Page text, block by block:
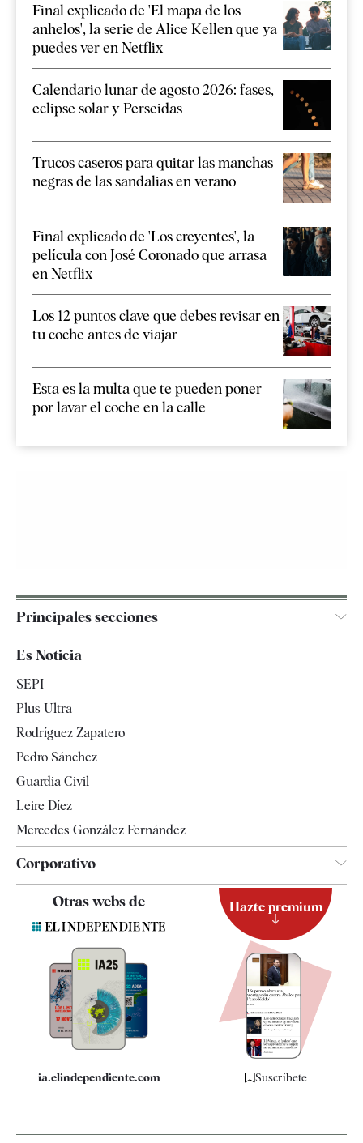
Final explicado de 'El mapa de los
anhelos', la serie de Alice Kellen que ya
puedes ver en Netflix
Calendario lunar de agosto 2026: fases,
eclipse solar y Perseidas
Trucos caseros para quitar las manchas
negras de las sandalias en verano
Final explicado de 'Los creyentes', la
película con José Coronado que arrasa
en Netflix
Los 12 puntos clave que debes revisar en
tu coche antes de viajar
Esta es la multa que te pueden poner
por lavar el coche en la calle
Principales secciones
Televisión
Es Noticia
SEPI
Plus Ultra
Rodríguez Zapatero
Pedro Sánchez
Guardia Civil
Leire Díez
Mercedes González Fernández
Corporativo
Quiénes somos
Especificaciones
Otras webs de
ia.elindependiente.com
Hazte premium
Suscríbete